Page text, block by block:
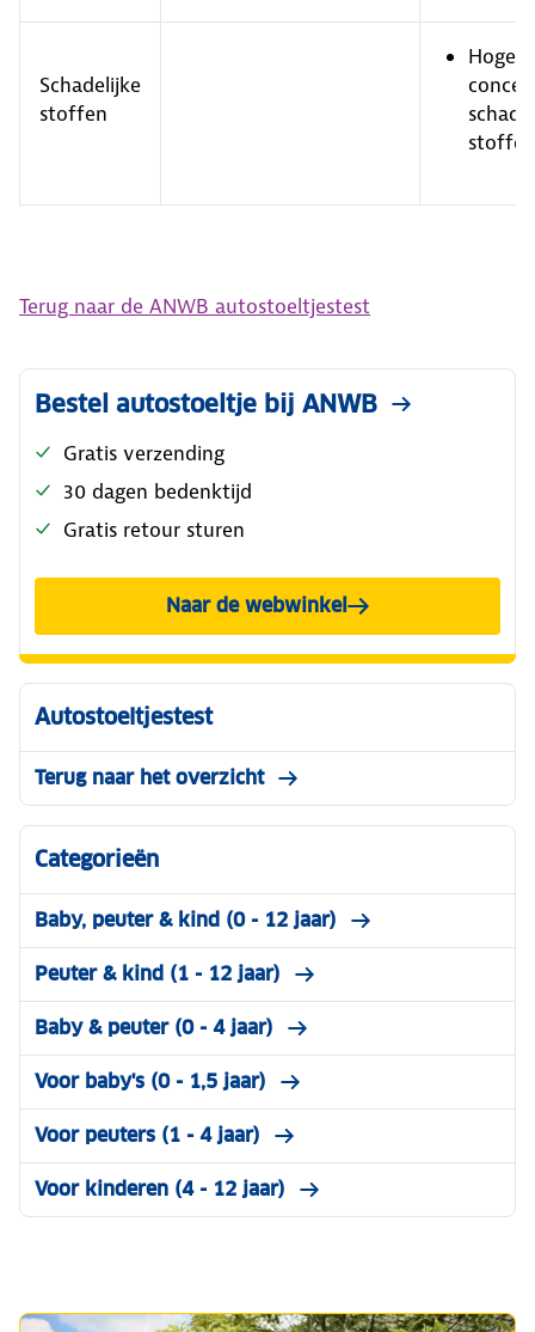
Schadelijke
stoffen
Hoge
stoffen
Terug naar de ANWB autostoeltjestest
Bestel autostoeltje bij ANWB
Gratis verzending
30 dagen bedenktijd
Gratis retour sturen
Naar de webwinkel
Autostoeltjestest
Terug naar het overzicht
Categorieën
Baby, peuter & kind (0 - 12 jaar)
Peuter & kind (1 - 12 jaar)
Baby & peuter (0 - 4 jaar)
Voor baby's (0 - 1,5 jaar)
Voor peuters (1 - 4 jaar)
Voor kinderen (4 - 12 jaar)